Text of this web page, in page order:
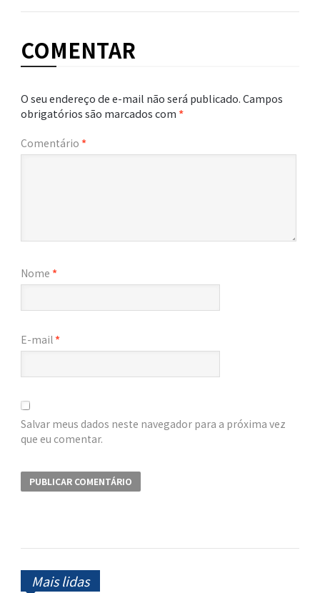
COMENTAR
O seu endereço de e-mail não será publicado.Campos
obrigatórios são marcados com*
Comentário *
Nome *
E-mail*
Salvar meus dados neste navegador para a próxima vez
que eu comentar.
Mais lidas